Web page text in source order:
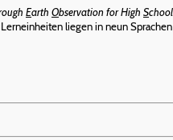
Earth Observation for High S
liegen in neun